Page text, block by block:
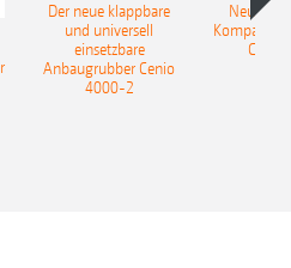
Der neue klappbare
und universell
einsetzbare
Anbaugrubber Cenio
4000-2
Neue